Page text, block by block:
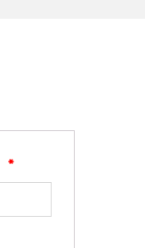
*Kötelező